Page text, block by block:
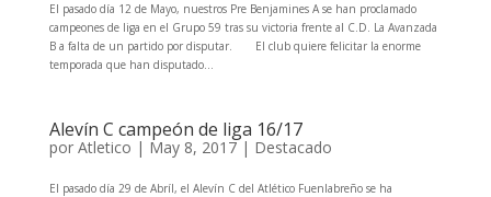
El pasado día 12 de Mayo, nuestros Pre Benjamines A se han proclamado
campeones de liga en el Grupo 59 tras su victoria frente al C.D. La Avanzada
B a falta de un partido por disputar. El club quiere felicitar la enorme
temporada que han disputado...
Alevín C campeón de liga 16/17
por Atletico | May 8, 2017| Destacado
El pasado día 29 de Abríl, el Alevín C del Atlético Fuenlabreño se ha